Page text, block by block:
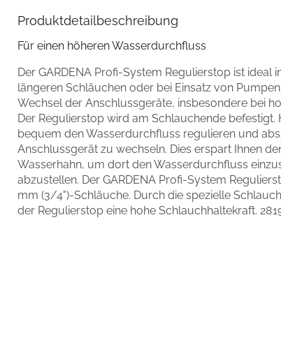
Produktdetailbeschreibung
Für einen höheren Wasserdurchfluss
Der GARDENA Profi-System Regulierstop ist ideal
längeren Schläuchen oder bei Einsatz von
Wechsel der Anschlussgeräte, insbesondere bei
Der Regulierstop wird am Schlauchende befestigt.
bequem den Wasserdurchfluss regulieren und
Anschlussgerät zu wechseln. Dies erspart Ihnen
Wasserhahn, um dort den Wasserdurchfluss
abzustellen. Der GARDENA Profi-System
mm (3/4")-Schläuche. Durch die spezielle
der Regulierstop eine hohe Schlauchhaltekraft.